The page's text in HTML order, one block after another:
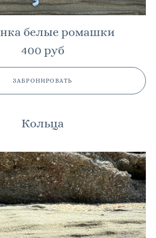
белые ромашки
400 руб
ЗАБРОНИРОВАТЬ
Кольца